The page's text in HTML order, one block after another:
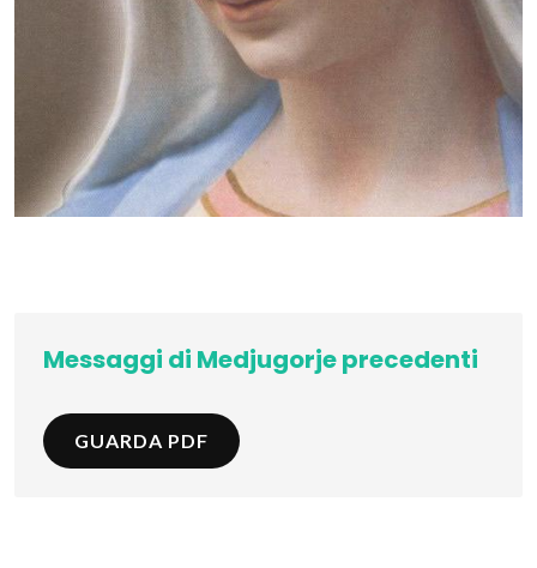
Messaggi di Medjugorje precedenti
GUARDA PDF